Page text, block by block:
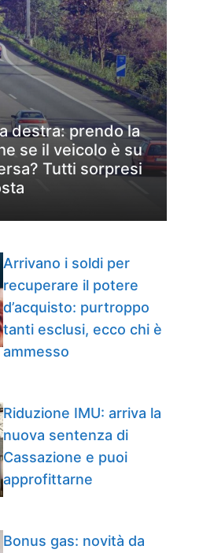
destra: prendo la
se il veicolo è su
Tutti sorpresi
Arrivano i soldi per
recuperare il potere
d’acquisto: purtroppo
tanti esclusi, ecco chi è
ammesso
Riduzione IMU: arriva la
nuova sentenza di
Cassazione e puoi
approfittarne
Bonus gas: novità da